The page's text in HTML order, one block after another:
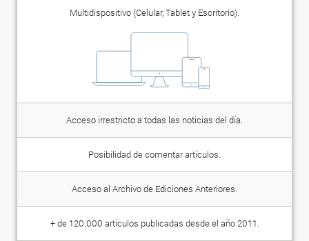
Multidispositivo (Celular, Tablet y Escritorio).
Acceso irrestricto a todas las noticias del día.
Posibilidad de comentar artículos.
Acceso al Archivo de Ediciones Anteriores.
+ de 120.000 artículos publicadas desde el año 2011.